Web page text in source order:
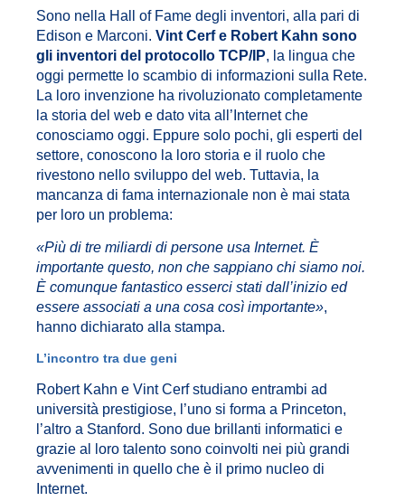
Sono nella Hall of Fame degli inventori, alla pari di
Edison e Marconi. Vint Cerf e Robert Kahn sono
gli inventori del protocollo TCP/IP, la lingua che
oggi permette lo scambio di informazioni sulla Rete.
La loro invenzione ha rivoluzionato completamente
la storia del web e dato vita all’Internet che
conosciamo oggi. Eppure solo pochi, gli esperti del
settore, conoscono la loro storia e il ruolo che
rivestono nello sviluppo del web. Tuttavia, la
mancanza di fama internazionale non è mai stata
per loro un problema:
«Più di tre miliardi di persone usa Internet. È
importante questo, non che sappiano chi siamo noi.
È comunque fantastico esserci stati dall’inizio ed
essere associati a una cosa così importante»,
hanno dichiarato alla stampa.
L’incontro tra due geni
Robert Kahn e Vint Cerf studiano entrambi ad
università prestigiose, l’uno si forma a Princeton,
l’altro a Stanford. Sono due brillanti informatici e
grazie al loro talento sono coinvolti nei più grandi
avvenimenti in quello che è il primo nucleo di
Internet.